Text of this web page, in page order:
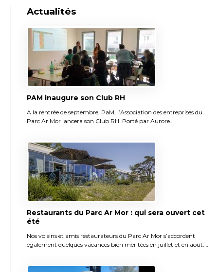
Actualités
PAM inaugure son Club RH
A la rentrée de septembre, PaM, l’Association des entreprises du
Parc Ar Mor lancera son Club RH. Porté par Aurore…
Restaurants du Parc Ar Mor : qui sera ouvert cet
été
Nos voisins et amis restaurateurs du Parc Ar Mor s’accordent
également quelques vacances bien méritées en juillet et en août.…